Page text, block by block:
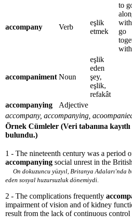
accompany Verb
eşlik
etmek
to
go
with
accompaniment Noun
eşlik
eden
şey,
eşlik,
refakât
accompanying
Adjective
accompany, accompanying,
Örnek Cümleler (Veri tabanına
bulundu.)
1 - The nineteenth century was a period
accompanying social unrest in the
On dokuzuncu yüzyıl, Britanya Adaları'nda
eden sosyal huzursuzluk dönemiydi.
2 - The complications frequently
impairment of vision and of kidney
result from the lack of continuous